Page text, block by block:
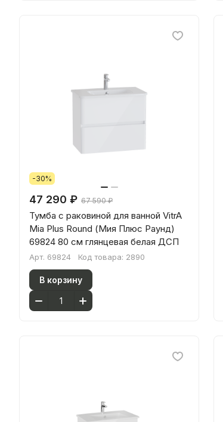
-30%
47 290 ₽ 67 590 ₽
Тумба с раковиной для ванной VitrA
Mia Plus Round (Мия Плюс Раунд)
69824 80 см глянцевая белая ДСП
Арт. 69824 Код товара: 2890
В корзину